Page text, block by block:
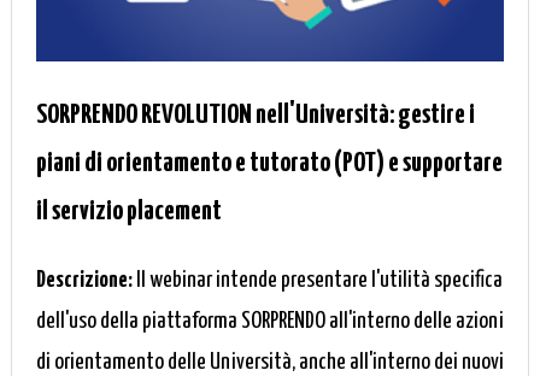
SORPRENDO REVOLUTION nell'Università: gestire i
piani di orientamento e tutorato (POT) e supportare
il servizio placement
Descrizione:Il webinar intende presentare l'utilità specifica
dell'uso della piattaforma SORPRENDO all'interno delle azioni
di orientamento delle Università, anche all'interno dei nuovi